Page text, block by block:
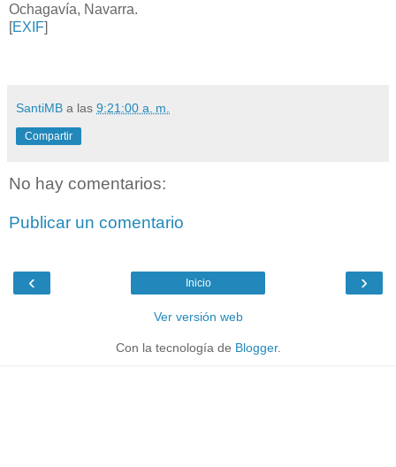
Ochagavía, Navarra.
[EXIF]
SantiMB a las 9:21:00 a. m.
Compartir
No hay comentarios:
Publicar un comentario
‹ ›
Inicio
Ver versión web
Con la tecnología de Blogger.